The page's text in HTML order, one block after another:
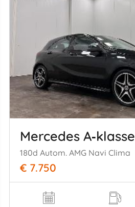
Mercedes A‑klasse
180d Autom. AMG Navi Clima
€ 7.750